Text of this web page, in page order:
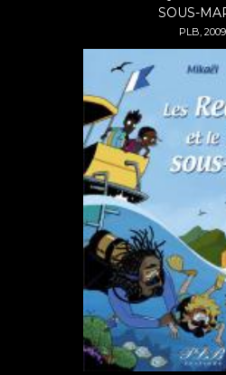
SOUS-
PLB, 2009